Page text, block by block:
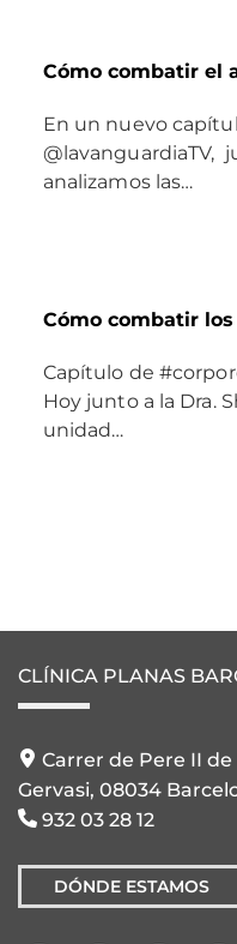
Cómo combatir el
En un nuevo
@lavanguardiaTV,
analizamos las…
Cómo combatir
Capítulo de
Hoy junto a la Dra.
unidad…
CLÍNICA PLANAS
Carrer de Pere II
Gervasi, 08034
932 03 28 12
DÓNDE ESTAMOS